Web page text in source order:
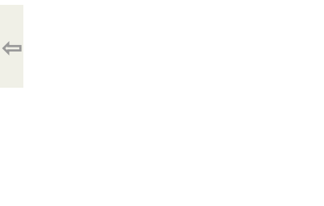
⇦